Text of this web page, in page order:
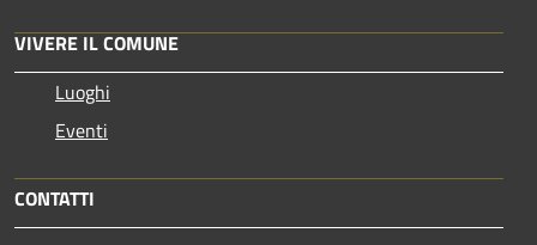
VIVERE IL COMUNE
Luoghi
Eventi
CONTATTI